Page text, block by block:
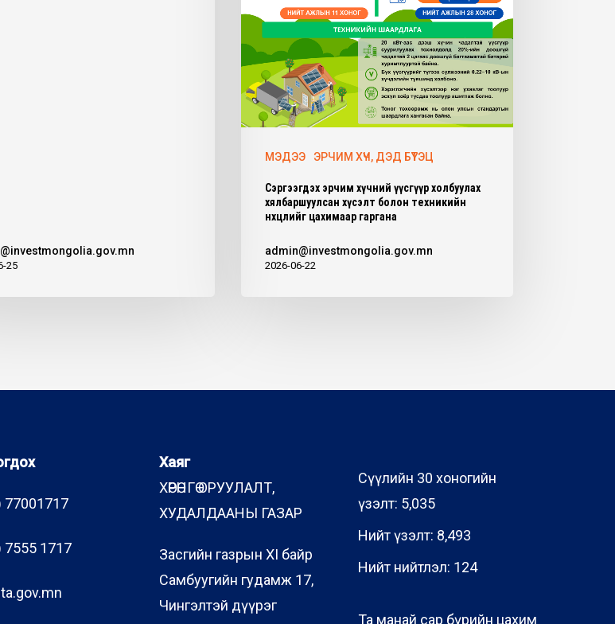
25
МЭДЭЭ ЭРЧИМ ХҮЧ, ДЭД БҮТЭЦ
Сэргээгдэх эрчим хүчний үүсгүүр холбуулах
хялбаршуулсан хүсэлт болон техникийн
нөхцөлийг цахимаар гаргана
admin@investmongolia.gov.mn
2026-06-22
77001717
7555 1717
Хаяг
ХӨРӨНГӨ ОРУУЛАЛТ,
ХУДАЛДААНЫ ГАЗАР
Засгийн газрын XI байр
Самбуугийн гудамж 17,
Чингэлтэй дүүрэг
Сүүлийн 30 хоногийн
үзэлт: 5,035
Нийт үзэлт: 8,493
Нийт нийтлэл: 124
Та манай сар бүрийн цахим